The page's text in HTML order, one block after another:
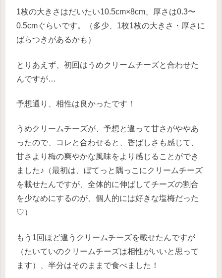
1枚の大きさはだいたい10.5cm×8cm、厚さは0.3〜
0.5cmぐらいです。（多少、1枚1枚の大きさ・厚さに
ばらつきがあるかも）
とりあえず、初回はうめクリームチーズと合わせた
んですが…
予想通り、相性は良かったです！
うめクリームチーズが、予想と違って甘さがややあ
ったので、コレと合わせると、香ばしさも感じて、
甘さより梅の爽やかな風味をより感じることができ
ました♪（最初は、ぼてっと隅っこにクリームチーズ
を載せたんですが、全体的に伸ばしてチーズの割合
を少なめにするのが、個人的には好きな塩梅だった
♡）
もう1回ほど違うクリームチーズを載せたんですが
（たいていのクリームチーズは相性がいいと思って
ます）、半分はそのままで食べました！